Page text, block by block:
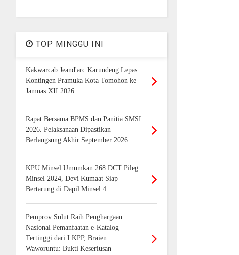
TOP MINGGU INI
Kakwarcab Jeand'arc Karundeng Lepas
Kontingen Pramuka Kota Tomohon ke
Jamnas XII 2026
Rapat Bersama BPMS dan Panitia SMSI
2026. Pelaksanaan Dipastikan
Berlangsung Akhir September 2026
KPU Minsel Umumkan 268 DCT Pileg
Minsel 2024, Devi Kumaat Siap
Bertarung di Dapil Minsel 4
Pemprov Sulut Raih Penghargaan
Nasional Pemanfaatan e-Katalog
Tertinggi dari LKPP, Braien
Waworuntu: Bukti Keseriusan